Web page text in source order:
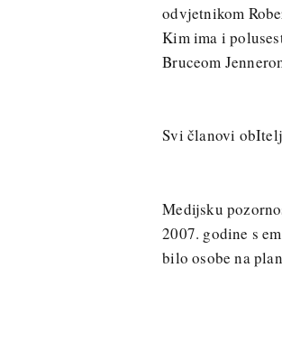
odvjetnikom
Kim ima i
Bruceom
Svi članovi
Medijsku
2007. godine s
bilo osobe na